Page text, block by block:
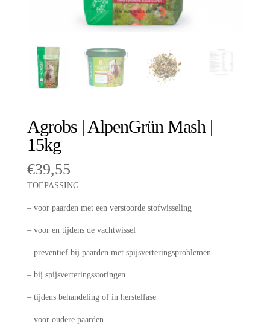
Agrobs | AlpenGrün Mash |
15kg
€39,55
TOEPASSING
– voor paarden met een verstoorde stofwisseling
– voor en tijdens de vachtwissel
– preventief bij paarden met spijsverteringsproblemen
– bij spijsverteringsstoringen
– tijdens behandeling of in herstelfase
– voor oudere paarden